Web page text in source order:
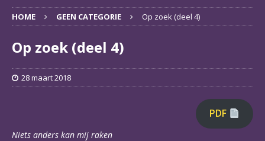
HOME GEEN CATEGORIE Op zoek (deel 4)
Op zoek (deel 4)
28 maart 2018
PDF
Niets anders kan mij raken